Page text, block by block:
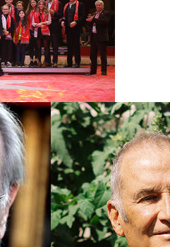
Photo
VIP